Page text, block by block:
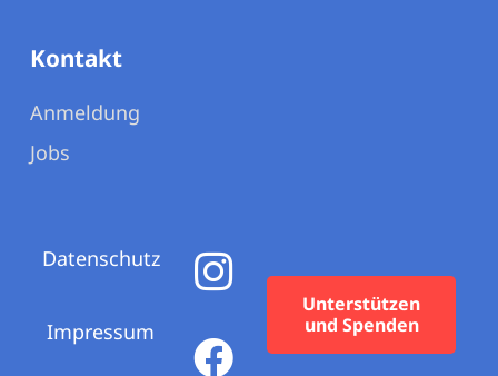
Kontakt
Anmeldung
Jobs
Datenschutz
Impressum
Unterstützen
und Spenden